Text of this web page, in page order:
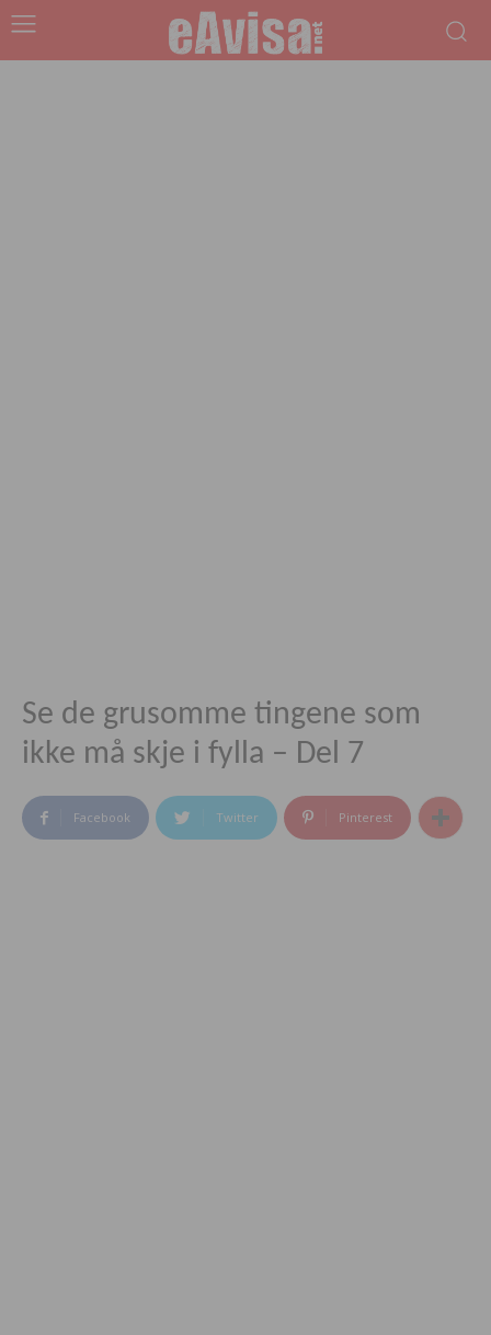
Se de grusomme tingene som
ikke må skje i fylla – Del 7
Facebook Twitter Pinterest